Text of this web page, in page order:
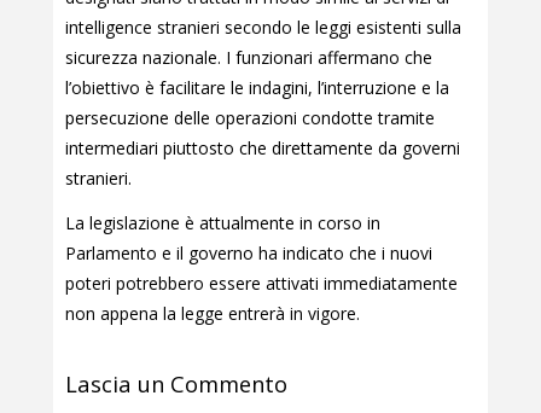
intelligence stranieri secondo le leggi esistenti sulla
sicurezza nazionale. I funzionari affermano che
l’obiettivo è facilitare le indagini, l’interruzione e la
persecuzione delle operazioni condotte tramite
intermediari piuttosto che direttamente da governi
stranieri.
La legislazione è attualmente in corso in
Parlamento e il governo ha indicato che i nuovi
poteri potrebbero essere attivati immediatamente
non appena la legge entrerà in vigore.
Lascia un Commento